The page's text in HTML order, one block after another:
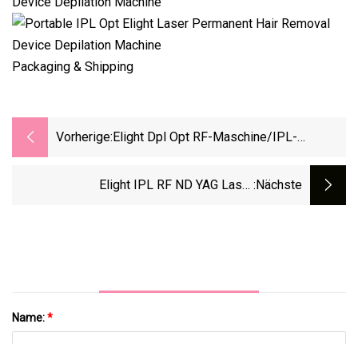
Packaging & Shipping
Vorherige: Elight Dpl Opt RF-Maschine/IPL-
Elight IPL RF ND YAG Laser :nächste
Name:*